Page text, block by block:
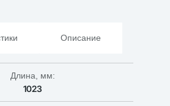
Описание
Длина, мм:
1023